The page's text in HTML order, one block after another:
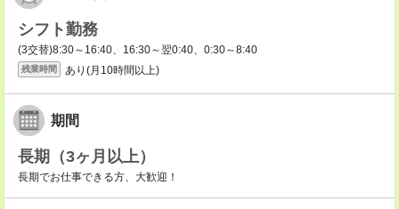
シフト勤務
(3交替)8:30～16:40、16:30～翌0:40、0:30～8:40
残業時間 あり(月10時間以上)
期間
長期（3ヶ月以上）
長期でお仕事できる方、大歓迎！